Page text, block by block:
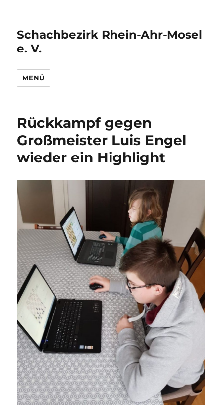
Schachbezirk Rhein-Ahr-Mosel
e. V.
MENÜ
Rückkampf gegen
Großmeister Luis Engel
wieder ein Highlight